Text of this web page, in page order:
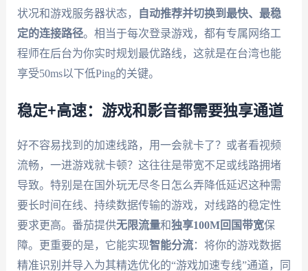
状况和游戏服务器状态，
自动推荐并切换到最快、最稳
定的连接路径。相当于每次登录游戏，都有专属网络工
程师在后台为你实时规划最优路线，这就是在台湾也能
享受50ms以下低Ping的关键。
稳定+高速：游戏和影音都需要独享通道
好不容易找到的加速线路，用一会就卡了？或者看视频
流畅，一进游戏就卡顿？这往往是带宽不足或线路拥堵
导致。特别是在国外玩无尽冬日怎么弄降低延迟这种需
要长时间在线、持续数据传输的游戏，对线路的稳定性
要求更高。番茄提供无限流量和独享100M回国带宽保
障。更重要的是，它能实现智能分流：将你的游戏数据
精准识别并导入为其精选优化的“游戏加速专线”通道，同